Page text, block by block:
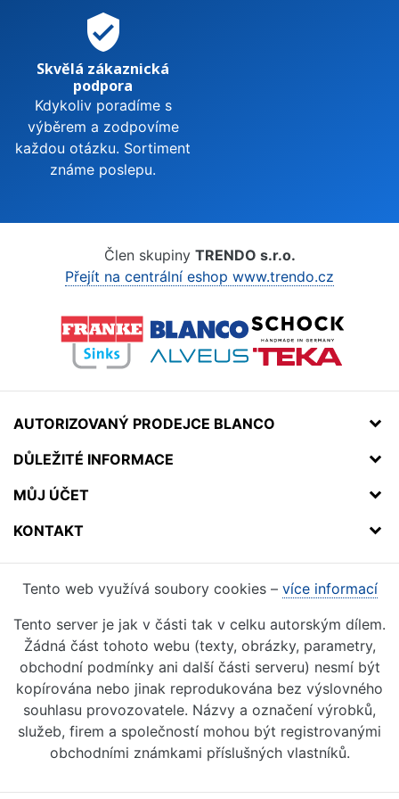
verified_user
Skvělá zákaznická
podpora
Kdykoliv poradíme s
výběrem a zodpovíme
každou otázku. Sortiment
známe poslepu.
Člen skupiny TRENDO s.r.o.
Přejít na centrální eshop www.trendo.cz
AUTORIZOVANÝ PRODEJCE BLANCO
DŮLEŽITÉ INFORMACE
MŮJ ÚČET
KONTAKT
Tento web využívá soubory cookies – více informací
Tento server je jak v části tak v celku autorským dílem.
Žádná část tohoto webu (texty, obrázky, parametry,
obchodní podmínky ani další části serveru) nesmí být
kopírována nebo jinak reprodukována bez výslovného
souhlasu provozovatele. Názvy a označení výrobků,
služeb, firem a společností mohou být registrovanými
obchodními známkami příslušných vlastníků.